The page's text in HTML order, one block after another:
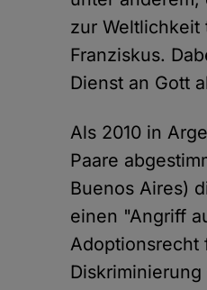
zur Weltlichkeit
Franziskus.
Dienst an Gott
Als 2010 in
Paare
Buenos Aires)
einen "Angriff
Adoptionsrecht